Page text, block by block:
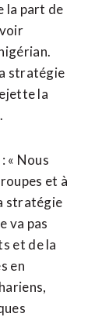
la part de
stratégie
la
« Nous
et à
stratégie
va pas
et de la
en